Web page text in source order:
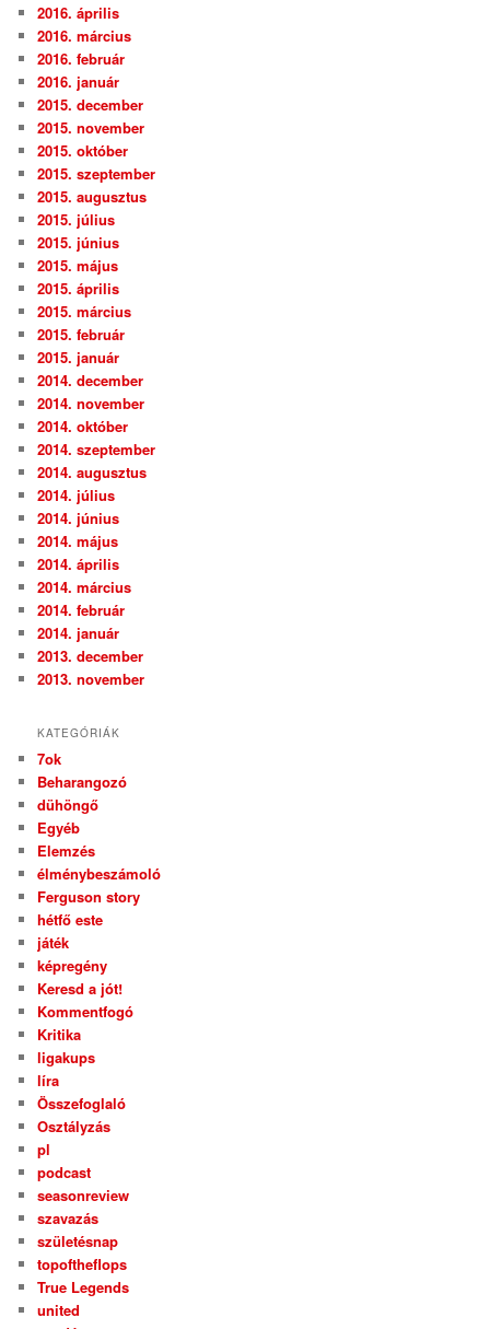
2016. április
2016. március
2016. február
2016. január
2015. december
2015. november
2015. október
2015. szeptember
2015. augusztus
2015. július
2015. június
2015. május
2015. április
2015. március
2015. február
2015. január
2014. december
2014. november
2014. október
2014. szeptember
2014. augusztus
2014. július
2014. június
2014. május
2014. április
2014. március
2014. február
2014. január
2013. december
2013. november
KATEGÓRIÁK
7ok
Beharangozó
dühöngő
Egyéb
Elemzés
élménybeszámoló
Ferguson story
hétfő este
játék
képregény
Keresd a jót!
Kommentfogó
Kritika
ligakups
líra
Összefoglaló
Osztályzás
pl
podcast
seasonreview
szavazás
születésnap
topoftheflops
True Legends
united